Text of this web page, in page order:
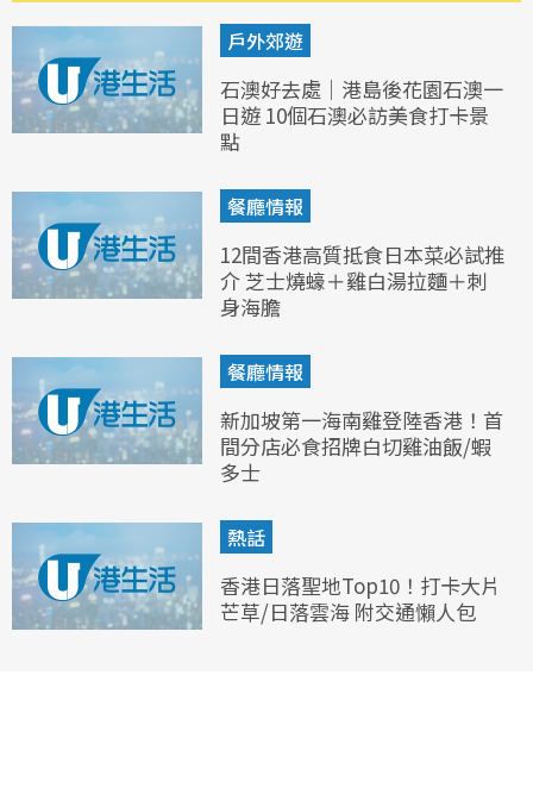
戶外郊遊
石澳好去處｜港島後花園石澳一
日遊 10個石澳必訪美食打卡景
點
餐廳情報
12間香港高質抵食日本菜必試推
介 芝士燒蠔＋雞白湯拉麵＋刺
身海膽
餐廳情報
新加坡第一海南雞登陸香港！首
間分店必食招牌白切雞油飯/蝦
多士
熱話
香港日落聖地Top10！打卡大片
芒草/日落雲海 附交通懶人包